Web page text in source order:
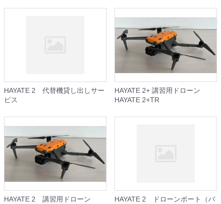
HAYATE 2 代替機貸し出しサー
ビス
HAYATE 2+ 講習用ドローン
HAYATE 2+TR
HAYATE 2 講習用ドローン
HAYATE 2 ドローンポート（バ